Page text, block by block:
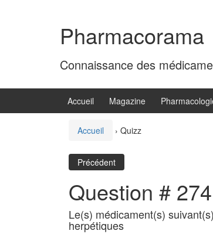
Pharmacorama
Connaissance des
Accueil Magazine
Accueil › Quizz
Précédent
Question # 274
Le(s) médicament(s)
herpétiques